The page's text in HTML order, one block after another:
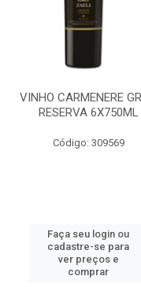
VINHO CARMENERE
RESERVA 6X750ML
Código: 309569
Faça seu login ou
cadastre-se para
ver preços e
comprar